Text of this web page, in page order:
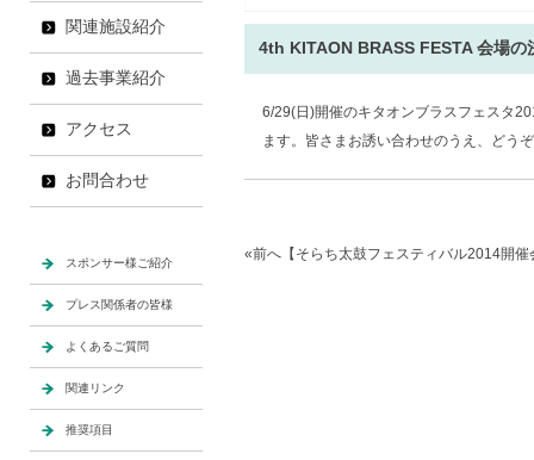
関連施設紹介
過去事業紹介
アクセス
お問合わせ
スポンサー様ご紹介
プレス関係者の皆様
よくあるご質問
関連リンク
推奨項目
4th KITAON BRASS FESTA 会場の
6/29(日)開催のキタオンブラスフェスタ
ます。皆さまお誘い合わせのうえ、どう
«前へ【そらち太鼓フェスティバル2014開催